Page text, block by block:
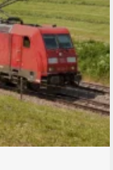
Eisenbahn